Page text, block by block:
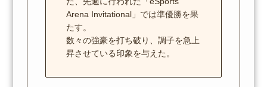
Arena Invitational」では準優勝を果
たす。
数々の強豪を打ち破り、調子を急上
昇させている印象を与えた。